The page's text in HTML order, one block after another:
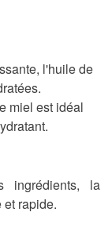
l'huile de
miel est idéal
ingrédients, la
rapide.